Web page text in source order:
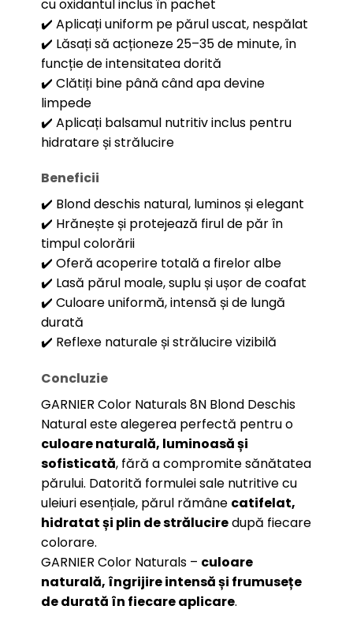
cu oxidantul inclus în pachet
✔️ Aplicați uniform pe părul uscat, nespălat
✔️ Lăsați să acționeze 25–35 de minute, în
funcție de intensitatea dorită
✔️ Clătiți bine până când apa devine
limpede
✔️ Aplicați balsamul nutritiv inclus pentru
hidratare și strălucire
Beneficii
✔️ Blond deschis natural, luminos și elegant
✔️ Hrănește și protejează firul de păr în
timpul colorării
✔️ Oferă acoperire totală a firelor albe
✔️ Lasă părul moale, suplu și ușor de coafat
✔️ Culoare uniformă, intensă și de lungă
durată
✔️ Reflexe naturale și strălucire vizibilă
Concluzie
GARNIER Color Naturals 8N Blond Deschis
Natural este alegerea perfectă pentru o
culoare naturală, luminoasă și
sofisticată, fără a compromite sănătatea
părului. Datorită formulei sale nutritive cu
uleiuri esențiale, părul rămâne catifelat,
hidratat și plin de străluciredupă fiecare
colorare.
GARNIER Color Naturals – culoare
naturală, îngrijire intensă și frumusețe
de durată în fiecare aplicare.